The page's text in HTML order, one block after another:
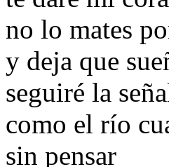
no lo mates
y deja que
seguiré la
como el río
sin pensar